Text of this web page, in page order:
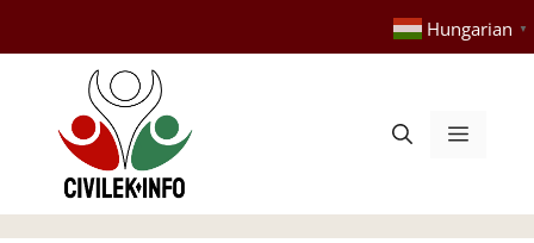
tartalomba
Hungarian ▼
Menü